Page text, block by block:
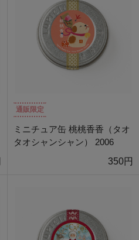
通販限定
ミニチュア缶 桃桃香香（タオ
タオシャンシャン） 2006
350円